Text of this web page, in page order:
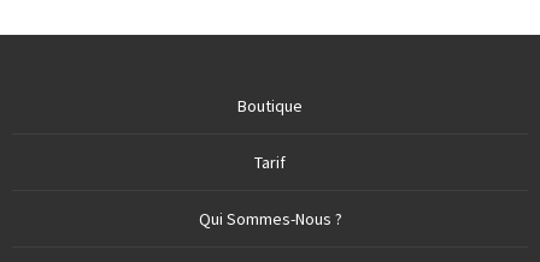
Boutique
Tarif
Qui Sommes-Nous ?